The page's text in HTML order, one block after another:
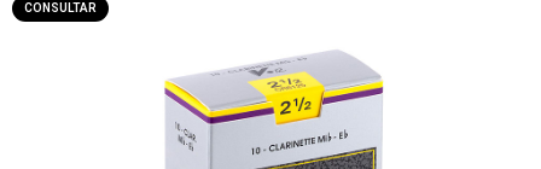
CONSULTAR